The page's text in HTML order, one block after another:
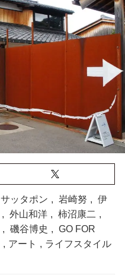
ッタポン , 岩崎努 , 伊
, 外山和洋 , 柿沼康二 ,
, 磯谷博史 , GO FOR
, アート , ライフスタイル